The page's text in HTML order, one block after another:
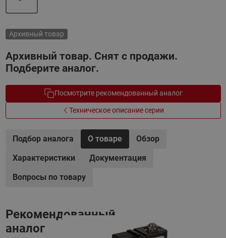
Архивный товар
Архивный товар. Снят с продажи.
Подберите аналог.
Посмотрите рекомендованный аналог
Техническое описание серии
Подбор аналога О товаре
Обзор
Характеристики
Документация
Вопросы по товару
Рекомендованный
аналог